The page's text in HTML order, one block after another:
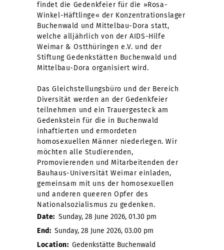
findet die Gedenkfeier für die »Rosa-
Winkel-Häftlinge« der Konzentrationslager
Buchenwald und Mittelbau-Dora statt,
welche alljährlich von der AIDS-Hilfe
Weimar & Ostthüringen e.V. und der
Stiftung Gedenkstätten Buchenwald und
Mittelbau-Dora organisiert wird.
Das Gleichstellungsbüro und der Bereich
Diversität werden an der Gedenkfeier
teilnehmen und ein Trauergesteck am
Gedenkstein für die in Buchenwald
inhaftierten und ermordeten
homosexuellen Männer niederlegen. Wir
möchten alle Studierenden,
Promovierenden und Mitarbeitenden der
Bauhaus-Universität Weimar einladen,
gemeinsam mit uns der homosexuellen
und anderen queeren Opfer des
Nationalsozialismus zu gedenken.
Date: Sunday, 28 June 2026, 01.30 pm
End: Sunday, 28 June 2026, 03.00 pm
Location: Gedenkstätte Buchenwald